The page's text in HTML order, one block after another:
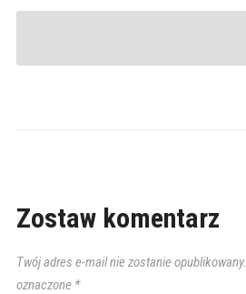
Zostaw komentarz
Twój adres e-mail nie zostanie opublikowany.
oznaczone *